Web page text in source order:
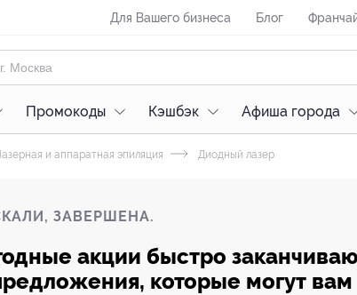
Для Вашего бизнеса Блог
Промокоды Кэшбэк Афиша города
и аппаратная эпиляция Диодный лазер
ЗАВЕРШЕНА.
акции быстро
которые могут вам